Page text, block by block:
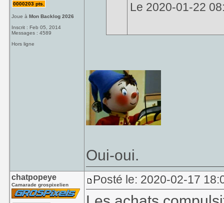
0000203 pts.
Joue àMon Backlog 2026
Inscrit : Feb 05, 2014
Messages : 4589
Hors ligne
Le 2020-01-22
Euh... toujours dispo ?
Oui-oui.
chatpopeye
Camarade grospixelien Posté le: 2020-02-17